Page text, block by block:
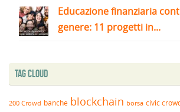
Educazione finanziaria
genere: 11 progetti in...
Tag Cloud
200 Crowd banche blockchain borsa civic